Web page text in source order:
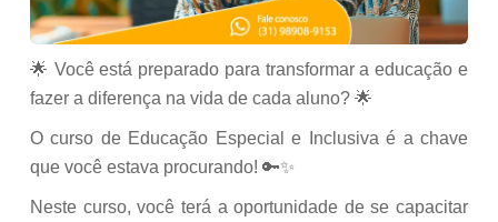
🌟 Você está preparado para transformar a educação e
fazer a diferença na vida de cada aluno? 🌟
O curso de Educação Especial e Inclusiva é a chave
que você estava procurando! 🔑✨
Neste curso, você terá a oportunidade de se capacitar